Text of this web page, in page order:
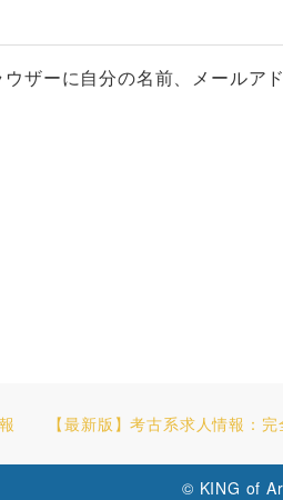
ザーに自分の名前、メールア
【最新版】考古系求人情報：
© KING of